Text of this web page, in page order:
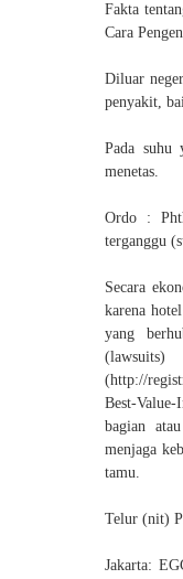
Fakta
Cara
Diluar
penyakit,
Pada suhu
menetas.
Ordo :
terganggu
Secara
karena
yang
(http://
Best-
bagian
menjaga
tamu.
Telur (nit)
Jakarta: